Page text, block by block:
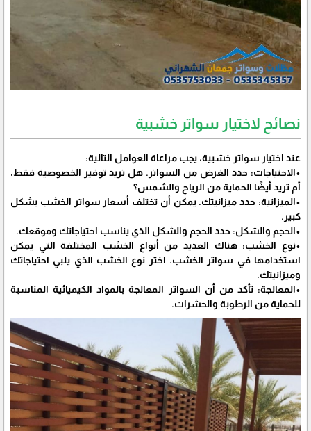
نصائح لاختيار سواتر خشبية
عند اختيار سواتر خشبية، يجب مراعاة العوامل التالية:
•الاحتياجات: حدد الغرض من السواتر. هل تريد توفير الخصوصية فقط،
أم تريد أيضًا الحماية من الرياح والشمس؟
•الميزانية: حدد ميزانيتك. يمكن أن تختلف أسعار سواتر الخشب بشكل
كبير.
•الحجم والشكل: حدد الحجم والشكل الذي يناسب احتياجاتك وموقعك.
•نوع الخشب: هناك العديد من أنواع الخشب المختلفة التي يمكن
استخدامها في سواتر الخشب. اختر نوع الخشب الذي يلبي احتياجاتك
وميزانيتك.
•المعالجة: تأكد من أن السواتر المعالجة بالمواد الكيميائية المناسبة
للحماية من الرطوبة والحشرات.